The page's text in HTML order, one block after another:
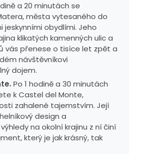
a 20 minutách se
města vytesaného do
jeskynními obydlími. Jeho
klikatých kamenných ulic a
vás přenese o tisíce let zpět a
návštěvníkovi
dojem.
Po 1 hodině a 30 minutách
k Castel del Monte,
zahalené tajemstvím. Její
design a
na okolní krajinu z ní činí
který je jak krásný, tak